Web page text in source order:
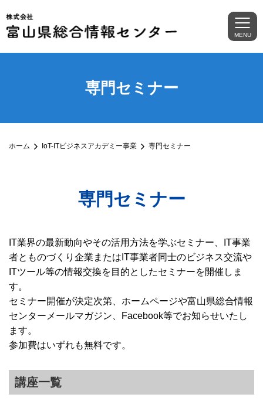
MENU
専門セミナー
ホーム IoT-ITビジネスアカデミー事業 専門セミナー
専門セミナー
IT業界の最新動向やその活用方法を学ぶセミナー、IT事業
者とものづくり企業またはIT事業者同士のビジネス交流や
ITツール等の情報交換を目的としたセミナーを開催しま
す。
セミナー開催が決定次第、ホームページや富山県総合情報
センターメールマガジン、Facebook等でお知らせいたし
ます。
参加費はいずれも無料です。
講座一覧